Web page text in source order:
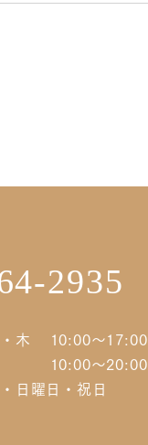
2935
木
10:00～17:00
10:00～20:00
日曜日・祝日